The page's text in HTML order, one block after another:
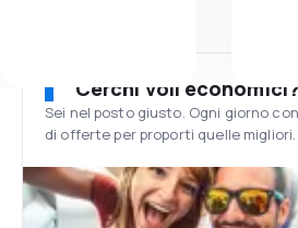
Cerchi voli economici?
Sei nel posto giusto. Ogni giorno
di offerte per proporti quelle